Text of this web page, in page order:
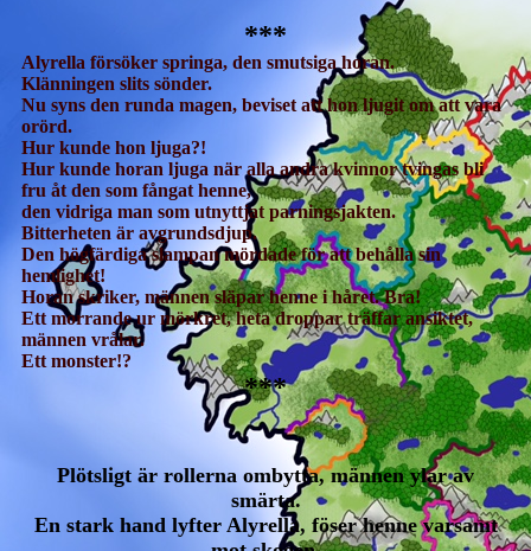
***
Alyrella försöker springa, den smutsiga horan.
Klänningen slits sönder.
Nu syns den runda magen, beviset att hon ljugit om att vara
orörd.
Hur kunde hon ljuga?!
Hur kunde horan ljuga när alla andra kvinnor tvingas bli
fru åt den som fångat henne,
den vidriga man som utnyttjat parningsjakten.
Bitterheten är avgrundsdjup.
Den högfärdiga slampan mördade för att behålla sin
hemlighet!
Horan skriker, männen släpar henne i håret. Bra!
Ett morrande ur mörkret, heta droppar träffar ansiktet,
männen vrålar.
Ett monster!?
***
Plötsligt är rollerna ombytta, männen ylar av
smärta.
En stark hand lyfter Alyrella, föser henne varsamt